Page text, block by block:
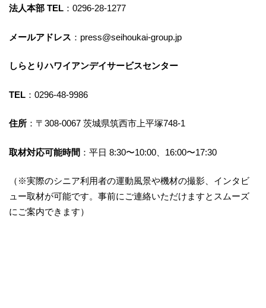
法人本部 TEL ：0296-28-1277
メールアドレス ：press@seihoukai-group.jp
しらとりハワイアンデイサービスセンター
TEL ：0296-48-9986
住所 ：〒308-0067 茨城県筑西市上平塚748-1
取材対応可能時間 ：平日 8:30〜10:00、16:00〜17:30
（※実際のシニア利用者の運動風景や機材の撮影、インタビ
ュー取材が可能です。事前にご連絡いただけますとスムーズ
にご案内できます）